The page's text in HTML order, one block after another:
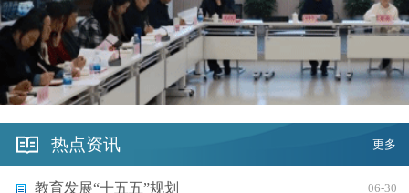
热点资讯 更多
06-30
教育发展“十五五”规划